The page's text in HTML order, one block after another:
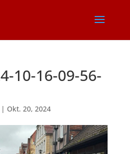
10-16-09-56-
| Okt. 20, 2024